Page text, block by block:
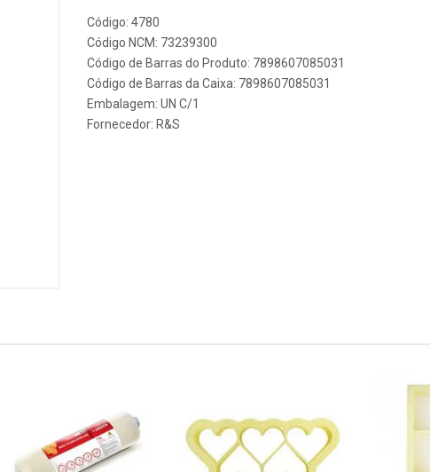
Código: 4780
Código NCM: 73239300
Código de Barras do Produto: 7898607085031
Código de Barras da Caixa: 7898607085031
Embalagem: UN C/1
Fornecedor: R&S